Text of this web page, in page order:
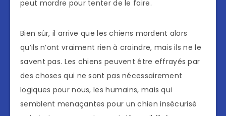
peut mordre pour tenter de le faire.
Bien sûr, il arrive que les chiens mordent alors
qu’ils n’ont vraiment rien à craindre, mais ils ne le
savent pas. Les chiens peuvent être effrayés par
des choses qui ne sont pas nécessairement
logiques pour nous, les humains, mais qui
semblent menaçantes pour un chien insécurisé